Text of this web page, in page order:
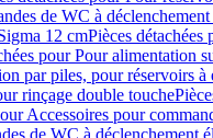
de WC à
12 cmPièces
pour Pour alimentation
par piles, pour réservoirs
rinçage double touche
Accessoires pour
de WC à déclenchement